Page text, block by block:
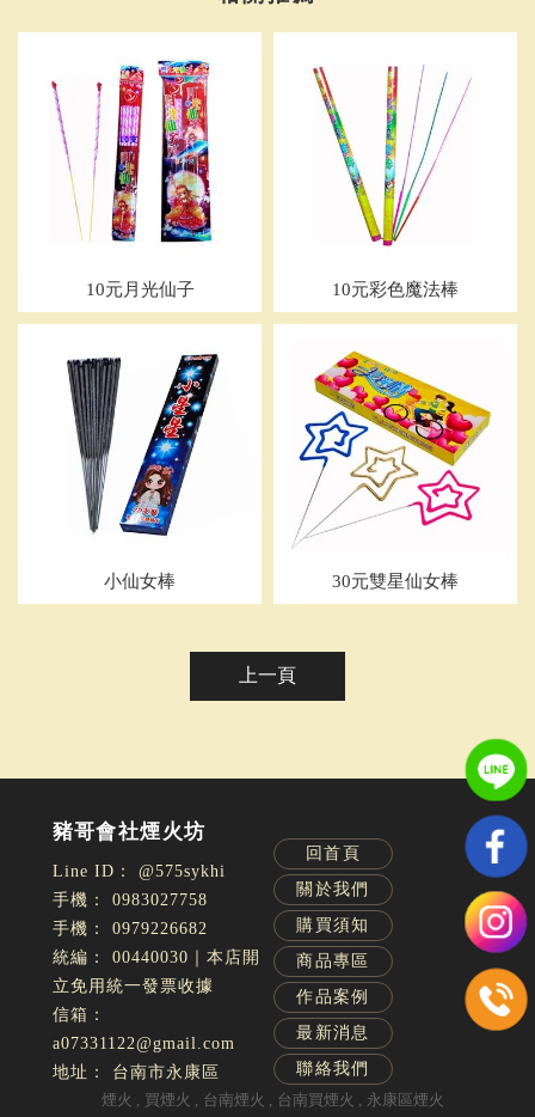
10元月光仙子 10元彩色魔法棒
小仙女棒 30元雙星仙女棒
上一頁
@575sykhi
0983027758
0979226682
00440030｜本店開
立免用統一發票收據
a07331122@gmail.com
台南市永康區
回首頁
關於我們
購買須知
商品專區
作品案例
最新消息
聯絡我們
煙火
買煙火 台南煙火 台南買煙火 永康區煙火